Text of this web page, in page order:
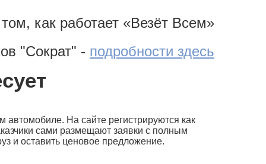
как работает «Везёт Всем»
"Сократ" - подробности здесь
автомобиле. На сайте регистрируются как
сами размещают заявки с полным
и оставить ценовое предложение.